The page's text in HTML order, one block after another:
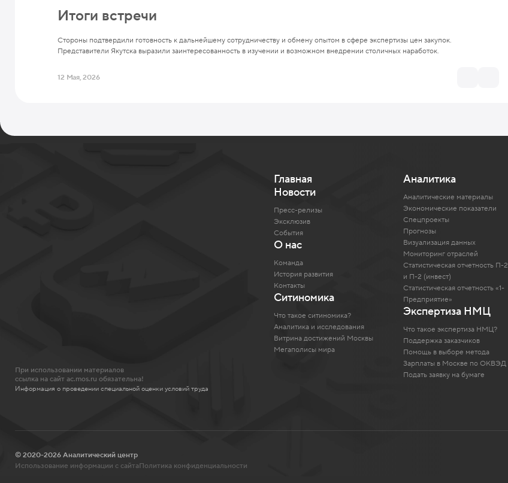
Итоги встречи
Стороны подтвердили готовность к дальнейшему сотрудничеству и обмену опытом в сфере экспертизы цен закупок.
Представители Якутска выразили заинтересованность в изучении и возможном внедрении столичных наработок.
12 Мая, 2026
При использовании материалов
ссылка на сайт ac.mos.ru обязательна!
Информация о проведении специальной оценки условий труда
Главная
Новости
Пресс-релизы
Эксклюзив
События
О нас
Команда
История развития
Контакты
Ситиномика
Что такое ситиномика?
Аналитика и исследования
Витрина достижений Москвы
Мегаполисы мира
Аналитика
Аналитические материалы
Экономические показатели
Спецпроекты
Прогнозы
Визуализация данных
Мониторинг отраслей
Статистическая отчетность П-2
и П-2 (инвест)
Статистическая отчетность «1-
Предприятие»
Экспертиза НМЦ
Что такое экспертиза НМЦ?
Поддержка заказчиков
Помощь в выборе метода
Зарплаты в Москве по ОКВЭД
Подать заявку на бумаге
© 2020-2026 Аналитический центр
Использование информации с сайтаПолитика конфиденциальности